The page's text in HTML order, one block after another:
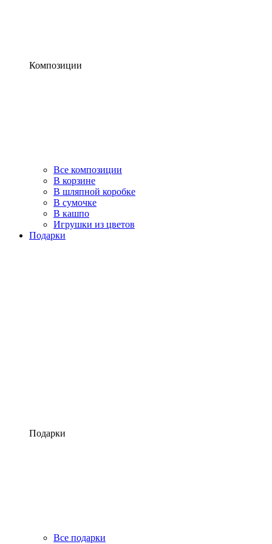
Композиции
Все композиции
В корзине
В шляпной коробке
В сумочке
В кашпо
Игрушки из цветов
Подарки
Подарки
Все подарки